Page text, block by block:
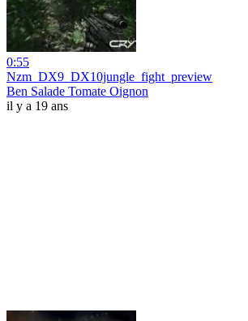
0:55
Nzm_DX9_DX10jungle_fight_preview
Ben Salade Tomate Oignon
il y a 19 ans